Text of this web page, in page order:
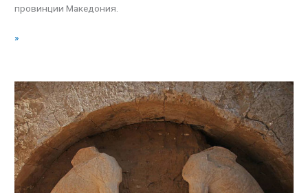
провинции Македония.
»